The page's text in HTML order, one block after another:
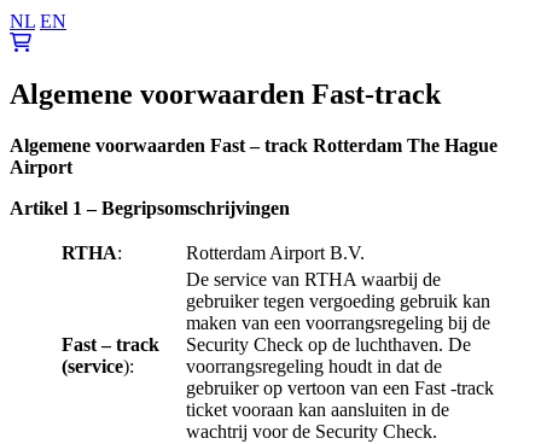
NL EN
Algemene voorwaarden Fast-track
Algemene voorwaarden Fast – track Rotterdam The Hague
Airport
Artikel 1 – Begripsomschrijvingen
RTHA: Rotterdam Airport B.V.
Fast – track
(service):
De service van RTHA waarbij de
gebruiker tegen vergoeding gebruik kan
maken van een voorrangsregeling bij de
Security Check op de luchthaven. De
voorrangsregeling houdt in dat de
gebruiker op vertoon van een Fast -track
ticket vooraan kan aansluiten in de
wachtrij voor de Security Check.